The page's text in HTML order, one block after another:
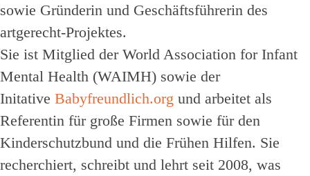
sowie Gründerin und Geschäftsführerin des
artgerecht-Projektes.
Sie ist Mitglied der World Association for Infant
Mental Health (WAIMH) sowie der
Initative Babyfreundlich.org und arbeitet als
Referentin für große Firmen sowie für den
Kinderschutzbund und die Frühen Hilfen. Sie
recherchiert, schreibt und lehrt seit 2008, was